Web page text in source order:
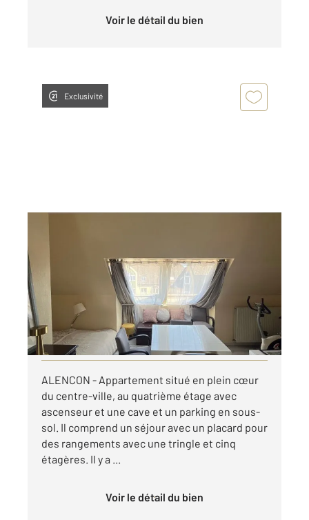
Voir le détail du bien
Exclusivité
24,60 m
Appartement F1 à louer
370 €
par mois charges comprises
Visiter le site dédié
ALENCON - Appartement situé en plein cœur
du centre-ville, au quatrième étage avec
ascenseur et une cave et un parking en sous-
sol. Il comprend un séjour avec un placard pour
des rangements avec une tringle et cinq
étagères. Il y a ...
Voir le détail du bien